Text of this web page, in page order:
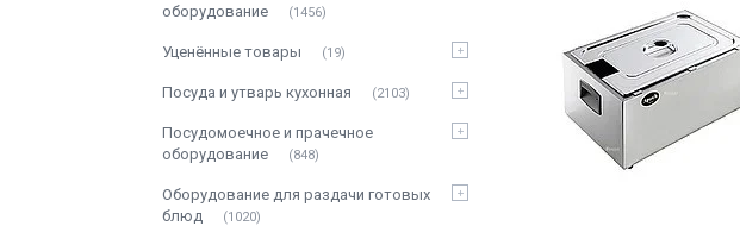
оборудование
1456
Уценённые товары 19
Посуда и утварь кухонная 2103
Посудомоечное и прачечное
оборудование
848
Оборудование для раздачи готовых
блюд
1020